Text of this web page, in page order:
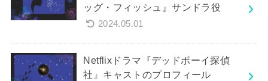
ッグ・フィッシュ』サンドラ役
2024.05.01
Netflixドラマ『デッドボーイ探偵
社』キャストのプロフィール